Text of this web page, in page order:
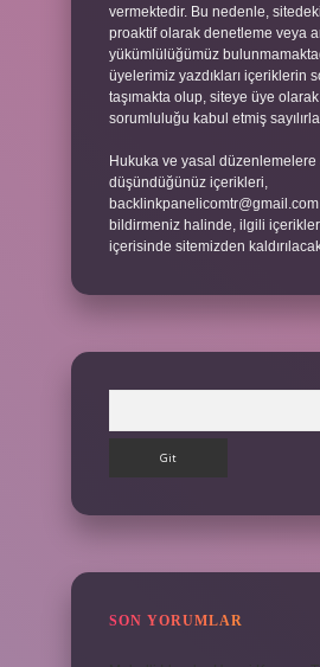
vermektedir. Bu nedenle,
proaktif olarak denetleme veya
yükümlülüğümüz
üyelerimiz yazdıkları içeriklerin
taşımakta olup, siteye üye
sorumluluğu kabul etmiş
Hukuka ve yasal düzenlemelere
düşündüğünüz içerikleri,
backlinkpanelicomtr@gmail.com
bildirmeniz halinde, ilgili
içerisinde sitemizden
SON YORUMLAR